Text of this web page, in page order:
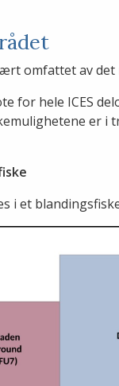
omfattet av
for hele ICES
er i
i et